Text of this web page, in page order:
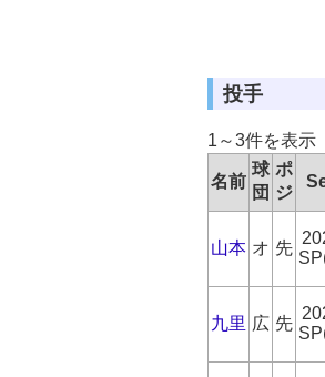
投手
1～3件を表示
名前
球
団
ポ
ジ
山本 オ 先
九里 広 先